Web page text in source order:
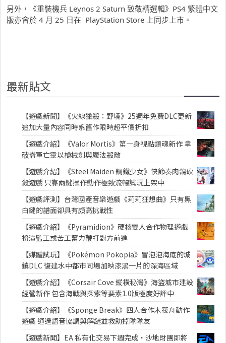
另外，《重裝機兵 Leynos 2 Saturn 致敬精選輯》PS4 繁體中文
版亦會於 4 月 25 日在 PlayStation Store 上同步上市。
最新貼文
【遊戲新聞】《火線獵殺：野境》25週年免費DLC更新
追加大量內容同時系舊作限時超平價折扣
【遊戲介紹】《Valor Mortis》第一身視點類魂新作 拿
破崙軍亡靈以槍械劍與魔法殺敵
【遊戲介紹】《Steel Maiden 鋼鐵少女》快節奏肉鴿砍
殺遊戲 只靠兩鍵操作動作極致流暢試玩上架中
【遊戲評測】台灣國產音樂遊戲《莉莉狂想曲》只有黑
白鍵的譜面卻具有頗高挑戰性
【遊戲介紹】《Pyramidion》硬核雙人合作物理遊戲
扮演監工或苦工奮力鞭打對方前進
【媒體試玩】《Pokémon Pokopia》冒泡泡海底的城
鎮DLC 復建水中都市同場加映漆黑一片的深海區域
【遊戲介紹】《Corsair Cove 縱橫秘灣》海盜城市建設
經營新作 包含海戰與探索等要素1.0版極度好評中
【遊戲介紹】《Sponge Break》四人合作木筏舟動作
遊戲 通過語音協調與解謎並救助掉隊隊友
【遊戲新聞】EA 私有化交易下週完成・沙地財團即將